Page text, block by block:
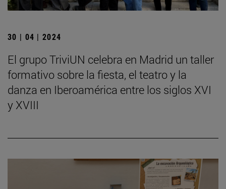
30 | 04 | 2024
El grupo TriviUN celebra en Madrid un taller
formativo sobre la fiesta, el teatro y la
danza en Iberoamérica entre los siglos XVI
y XVIII